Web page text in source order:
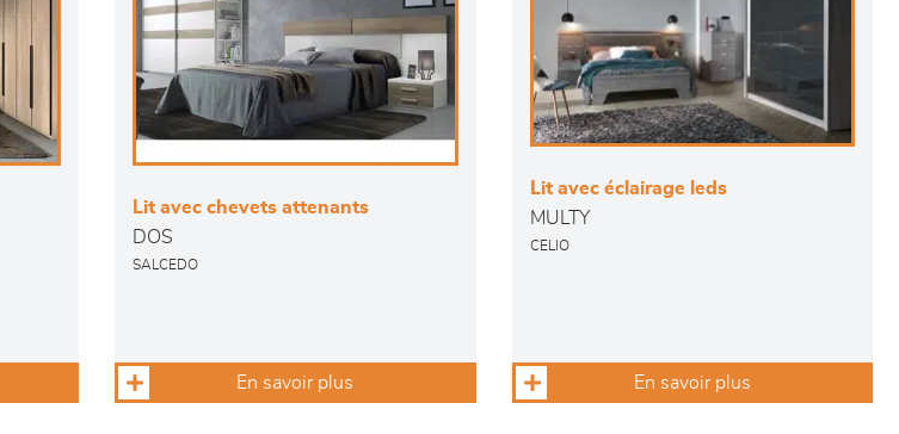
Lit avec chevets attenants
DOS
SALCEDO
En savoir plus
Lit avec éclairage leds
MULTY
CELIO
En savoir plus